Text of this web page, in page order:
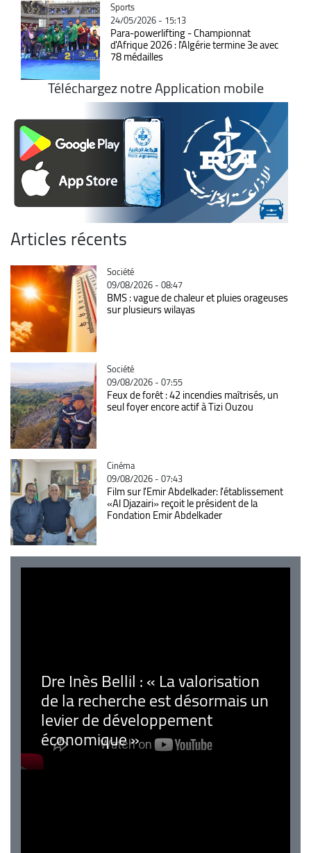
Catégorie
Sports
24/05/2026 - 15:13
Para-powerlifting - Championnat
d'Afrique 2026 : l'Algérie termine 3e avec
78 médailles
Téléchargez notre Application mobile
Articles récents
Catégorie
Société
09/08/2026 - 08:47
BMS : vague de chaleur et pluies orageuses
sur plusieurs wilayas
Catégorie
Société
09/08/2026 - 07:55
Feux de forêt : 42 incendies maîtrisés, un
seul foyer encore actif à Tizi Ouzou
Catégorie
Cinéma
09/08/2026 - 07:43
Film sur l'Emir Abdelkader: l'établissement
«Al Djazairi» reçoit le président de la
Fondation Emir Abdelkader
Dre Inès Bellil : « La valorisation
de la recherche est désormais un
levier de développement
économique »